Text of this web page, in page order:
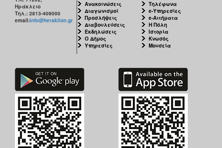
Ηράκλειο
Τηλ.: 2813-409000
email:info@heraklion.gr
Ανακοινώσεις
Διαγωνισμοί
Προσλήψεις
Διαβουλεύσεις
Εκδηλώσεις
Ο Δήμος
Υπηρεσίες
Τηλέφωνα
e-Υπηρεσίες
e-Αιτήματα
Η Πόλη
Ιστορία
Κνωσός
Μουσεία